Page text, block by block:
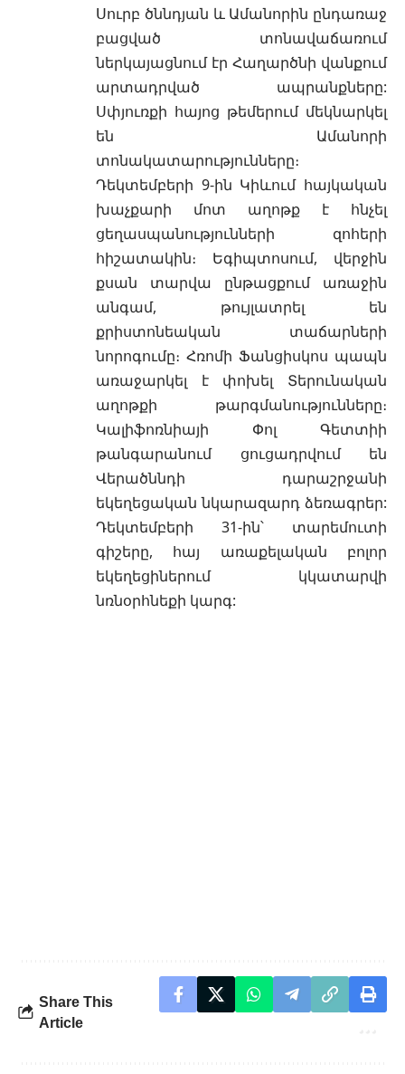
Սուրբ ծննդյան և Ամանորին ընդառաջ
բացված տոնավաճառում
ներկայացնում էր Հաղարծնի վանքում
արտադրված ապրանքները:
Սփյուռքի հայոց թեմերում մեկնարկել
են Ամանորի
տոնակատարությունները։
Դեկտեմբերի 9-ին Կիևում հայկական
խաչքարի մոտ աղոթք է հնչել
ցեղասպանությունների զոհերի
հիշատակին։ Եգիպտոսում, վերջին
քսան տարվա ընթացքում առաջին
անգամ, թույլատրել են
քրիստոնեական տաճարների
նորոգումը։ Հռոմի Ֆանցիսկոս պապն
առաջարկել է փոխել Տերունական
աղոթքի թարգմանությունները։
Կալիֆոռնիայի Փոլ Գետտիի
թանգարանում ցուցադրվում են
Վերածննդի դարաշրջանի
եկեղեցական նկարազարդ ձեռագրեր:
Դեկտեմբերի 31-ին՝ տարեմուտի
գիշերը, հայ առաքելական բոլոր
եկեղեցիներում կկատարվի
նռնօրհնեքի կարգ:
Share This
Article